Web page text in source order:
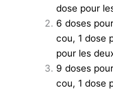
dose pour
6 doses
cou, 1 dose
pour les
9 doses
cou, 1 dose